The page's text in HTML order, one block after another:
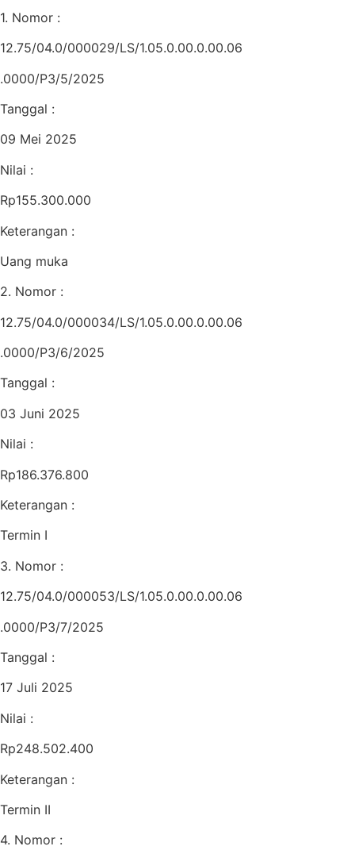
1. Nomor :
12.75/04.0/000029/LS/1.05.0.00.0.00.06
.0000/P3/5/2025
Tanggal :
09 Mei 2025
Nilai :
Rp155.300.000
Keterangan :
Uang muka
2. Nomor :
12.75/04.0/000034/LS/1.05.0.00.0.00.06
.0000/P3/6/2025
Tanggal :
03 Juni 2025
Nilai :
Rp186.376.800
Keterangan :
Termin I
3. Nomor :
12.75/04.0/000053/LS/1.05.0.00.0.00.06
.0000/P3/7/2025
Tanggal :
17 Juli 2025
Nilai :
Rp248.502.400
Keterangan :
Termin II
4. Nomor :